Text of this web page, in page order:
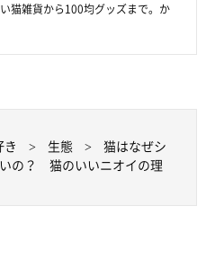
耳・口・お尻・被毛です。たと
炎・歯周炎や口内炎などの病気
がするときは、動物病院を受診
猫雑貨から100均グッズまで。か
き 生態
猫はなぜシ
の？ 猫のいいニオイの理